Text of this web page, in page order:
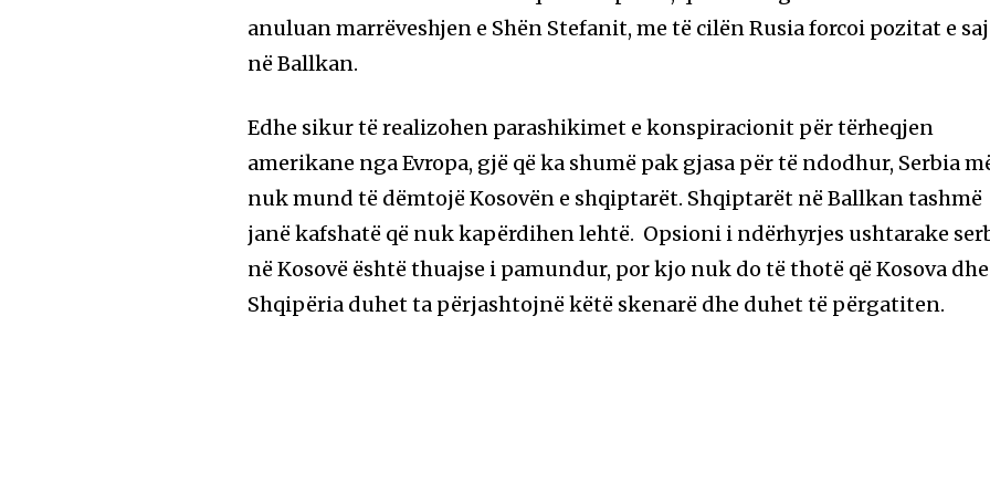
anuluan marrëveshjen e Shën Stefanit, me të cilën Rusia forcoi pozitat e saj
në Ballkan.
Edhe sikur të realizohen parashikimet e konspiracionit për tërheqjen
amerikane nga Evropa, gjë që ka shumë pak gjasa për të ndodhur, Serbia
nuk mund të dëmtojë Kosovën e shqiptarët. Shqiptarët në Ballkan tashmë
janë kafshatë që nuk kapërdihen lehtë. Opsioni i ndërhyrjes ushtarake
në Kosovë është thuajse i pamundur, por kjo nuk do të thotë që Kosova dhe
Shqipëria duhet ta përjashtojnë këtë skenarë dhe duhet të përgatiten.